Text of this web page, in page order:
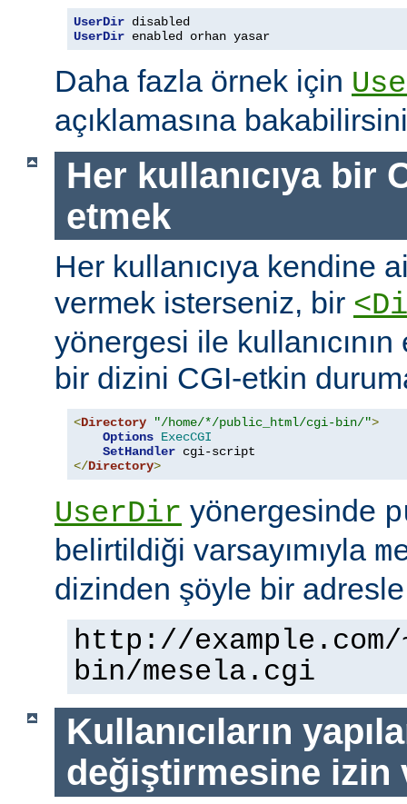
UserDir
UserDir enabled orhan yasar
Daha fazla örnek için
açıklamasına
Her kullanıcıya bir
etmek
Her kullanıcıya kendine
vermek isterseniz, bir
yönergesi ile
bir dizini CGI-etkin
<Directory "/home/*/public_html/cgi-bin/">
Options ExecCGI
SetHandler
</Directory>
UserDir yönergesinde
belirtildiği varsayımıyla
dizinden şöyle bir
http://
bin/mesela.cgi
Kullanıcıların
değiştirmesine izin